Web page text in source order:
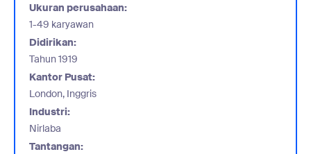
Ukuran perusahaan:
1-49 karyawan
Didirikan:
Tahun 1919
Kantor Pusat:
London, Inggris
Industri:
Nirlaba
Tantangan: